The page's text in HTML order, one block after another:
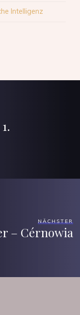
Intelligenz
NÄCHSTER
– Cérnowia